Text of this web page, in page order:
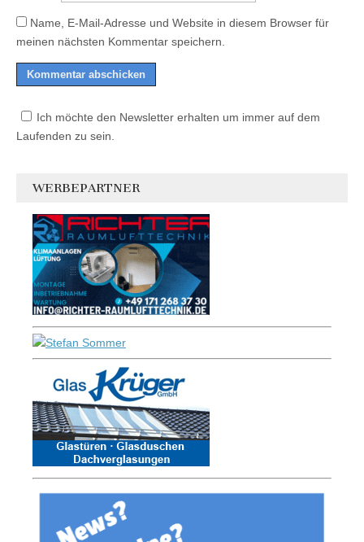
Name, E-Mail-Adresse und Website in diesem Browser für
meinen nächsten Kommentar speichern.
Ich möchte den Newsletter erhalten um immer auf dem
Laufenden zu sein.
WERBEPARTNER